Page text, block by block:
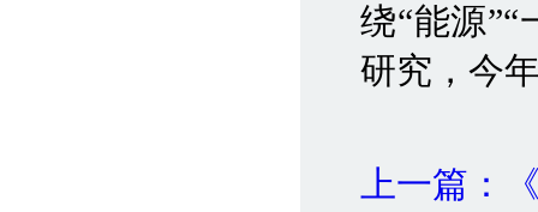
绕“能源”“
研究，今
上一篇：